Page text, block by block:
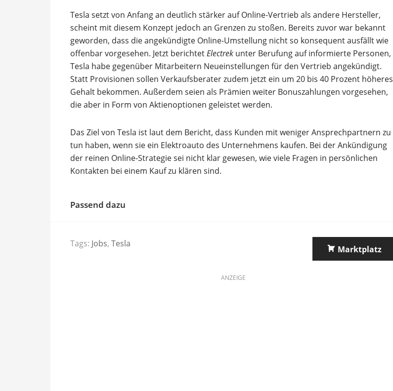
Tesla setzt von Anfang an deutlich stärker auf Online-Vertrieb als andere Hersteller,
scheint mit diesem Konzept jedoch an Grenzen zu stoßen. Bereits zuvor war bekannt
geworden, dass die angekündigte Online-Umstellung nicht so konsequent ausfällt wie
offenbar vorgesehen. Jetzt berichtetElectrek unter Berufung auf informierte Personen,
Tesla habe gegenüber Mitarbeitern Neueinstellungen für den Vertrieb angekündigt.
Statt Provisionen sollen Verkaufsberater zudem jetzt ein um 20 bis 40 Prozent höheres
Gehalt bekommen. Außerdem seien als Prämien weiter Bonuszahlungen vorgesehen,
die aber in Form von Aktienoptionen geleistet werden.
Das Ziel von Tesla ist laut dem Bericht, dass Kunden mit weniger Ansprechpartnern zu
tun haben, wenn sie ein Elektroauto des Unternehmens kaufen. Bei der Ankündigung
der reinen Online-Strategie sei nicht klar gewesen, wie viele Fragen in persönlichen
Kontakten bei einem Kauf zu klären sind.
Passend dazu
Tags: Jobs, Tesla
Marktplatz
ANZEIGE